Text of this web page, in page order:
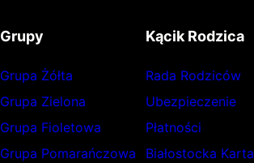
Grupy
Grupa Żółta
Grupa Zielona
Grupa Fioletowa
Grupa Pomarańczowa
Kącik Rodzica
Rada Rodziców
Ubezpieczenie
Płatności
Białostocka Karta